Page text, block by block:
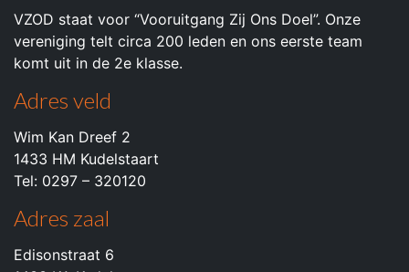
VZOD staat voor “Vooruitgang Zij Ons Doel”. Onze
vereniging telt circa 200 leden en ons eerste team
komt uit in de 2e klasse.
Adres veld
Wim Kan Dreef 2
1433 HM Kudelstaart
Tel: 0297 – 320120
Adres zaal
Edisonstraat 6